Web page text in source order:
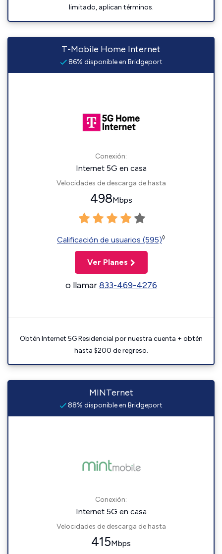
limitado, aplican términos.
T-Mobile Home Internet
86% disponible en Bridgeport
Conexión:
Internet 5G en casa
Velocidades de descarga de hasta
498Mbps
Calificación de usuarios (595)◊
Ver Planes
o llamar833-469-4276
Obtén Internet 5G Residencial por nuestra cuenta + obtén
hasta $200 de regreso.
MINTernet
88% disponible en Bridgeport
Conexión:
Internet 5G en casa
Velocidades de descarga de hasta
415Mbps